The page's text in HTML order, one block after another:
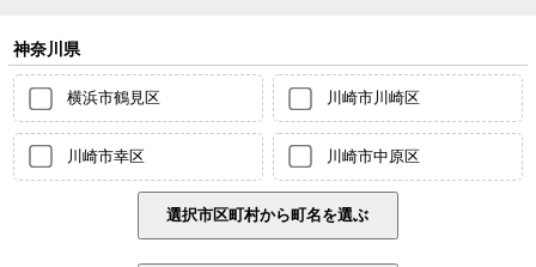
神奈川県
横浜市鶴見区 川崎市川崎区
川崎市幸区 川崎市中原区